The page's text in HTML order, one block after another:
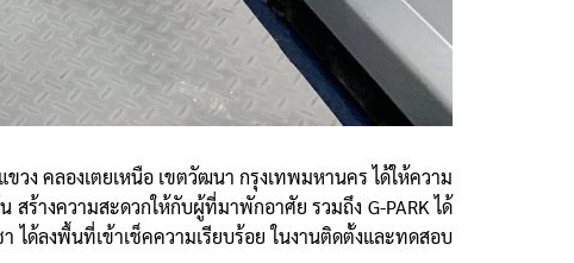
องเตยเหนือ เขตวัฒนา กรุงเทพมหานคร ได้ให้ความ
ร้างความสะดวกให้กับผู้ที่มาพักอาศัย รวมถึง G-PARK ได้
ด้ลงพื้นที่เข้าเช็คความเรียบร้อย ในงานติดตั้งและทดสอบ